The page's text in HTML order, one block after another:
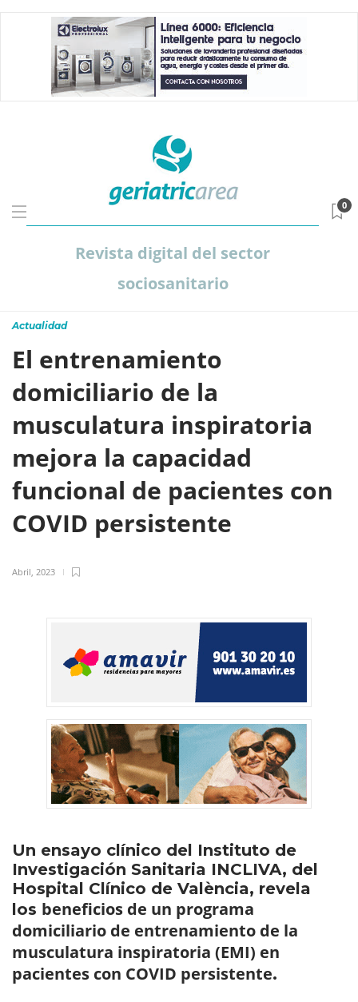
Revista digital del sector
sociosanitario
0
Actualidad
El entrenamiento
domiciliario de la
musculatura inspiratoria
mejora la capacidad
funcional de pacientes con
COVID persistente
Abril, 2023
Un ensayo clínico del Instituto de
Investigación Sanitaria INCLIVA, del
Hospital Clínico de València, revela
los beneficios de un programa
domiciliario de entrenamiento de la
musculatura inspiratoria (EMI) en
pacientes con COVID persistente.